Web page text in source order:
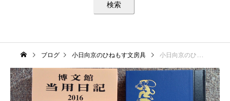
ブログ 小日向京のひねもす文房具 小日向京のひねもす文房具｜第二十一回「博文館の当用日記」